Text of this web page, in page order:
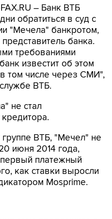
– Банк ВТБ
обратиться в суд с
"Мечела" банкротом,
банка.
требованиями
известит об этом
том числе через СМИ",
ВТБ.
не стал
ВТБ, "Мечел" не
июня 2014 года,
первый платежный
как ставки выросли
Mosprime.